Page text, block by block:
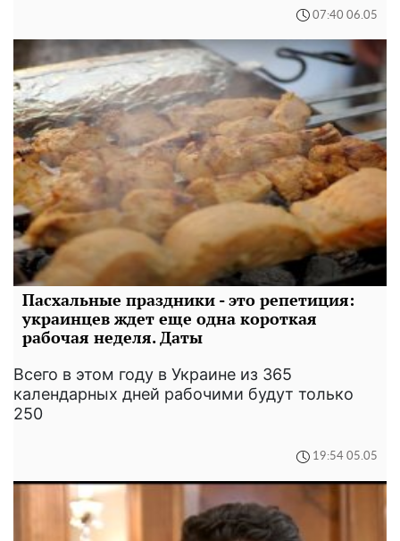
07:40 06.05
Пасхальные праздники - это репетиция:
украинцев ждет еще одна короткая
рабочая неделя. Даты
Всего в этом году в Украине из 365
календарных дней рабочими будут только
250
19:54 05.05